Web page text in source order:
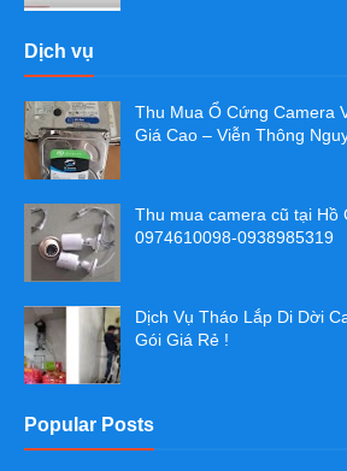
Dịch vụ
Thu Mua Ổ Cứng Camera
Giá Cao – Viễn Thông
Thu mua camera cũ tại Hồ
0974610098-0938985319
Dịch Vụ Tháo Lắp Di Dời
Gói Giá Rẻ !
Popular Posts